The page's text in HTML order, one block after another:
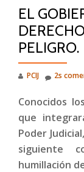
EL
PELIGRO.
PCIJ 2s
Conocidos
que
Poder
siguiente
humillación